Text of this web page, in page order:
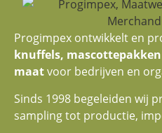
Progimpex ontwikkelt en
knuffels,
maatvoor bedrijven en
Sinds 1998 begeleiden wij
sampling tot productie,